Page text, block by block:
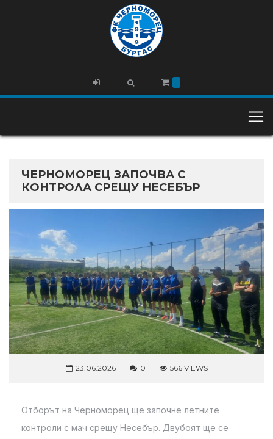
ЧЕРНОМОРЕЦ ЗАПОЧВА С
КОНТРОЛА СРЕЩУ НЕСЕБЪР
23.06.2026 0 566 VIEWS
Отборът на Черноморец ще започне летните
контроли с мач срещу Несебър. Двубоят ще се